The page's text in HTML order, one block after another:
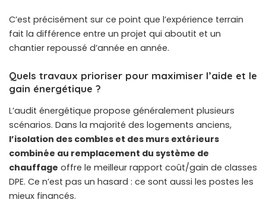
C’est précisément sur ce point que l’expérience terrain
fait la différence entre un projet qui aboutit et un
chantier repoussé d’année en année.
Quels travaux prioriser pour maximiser l’aide et le
gain énergétique ?
L’audit énergétique propose généralement plusieurs
scénarios. Dans la majorité des logements anciens,
l’isolation des combles et des murs extérieurs
combinée au remplacement du système de
chauffage offre le meilleur rapport coût/gain de classes
DPE. Ce n’est pas un hasard : ce sont aussi les postes les
mieux financés.